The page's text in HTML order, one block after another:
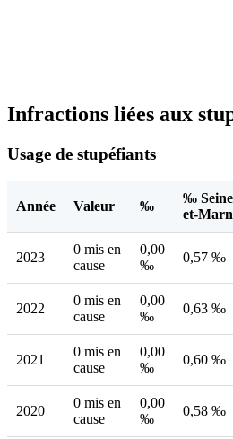
Infractions liées aux
Usage de stupéfiants
Année Valeur ‰
‰
et-
2023
0 mis en
cause
0,00
‰
0,57 ‰
2022
0 mis en
cause
0,00
‰
0,63 ‰
2021
0 mis en
cause
0,00
‰
0,60 ‰
2020
0 mis en
cause
0,00
‰
0,58 ‰